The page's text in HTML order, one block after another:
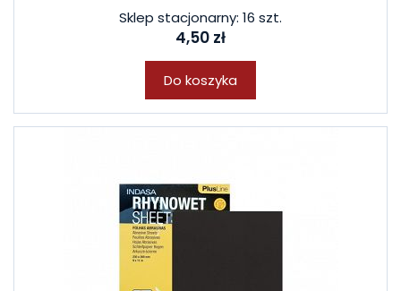
Sklep stacjonarny: 16 szt.
4,50 zł
Do koszyka